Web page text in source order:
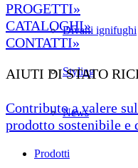
Divani ignifughi
Styling
News
Prodotti
PROGETTI»
CATALOGHI»
CONTATTI»
AIUTI DI STATO
Contributo a valere
prodotto sostenibile e